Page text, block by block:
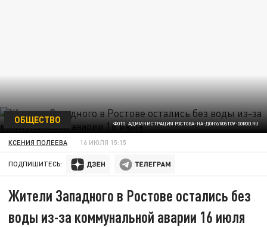
ФОТО: АДМИНИСТРАЦИЯ РОСТОВА-НА-ДОНУ/ROSTOV-GOROD.RU
ОБЩЕСТВО
КСЕНИЯ ПОЛЕЕВА 16 ИЮЛЯ 15:15
ПОДПИШИТЕСЬ:
Жители Западного в Ростове остались без
воды из-за коммунальной аварии 16 июля